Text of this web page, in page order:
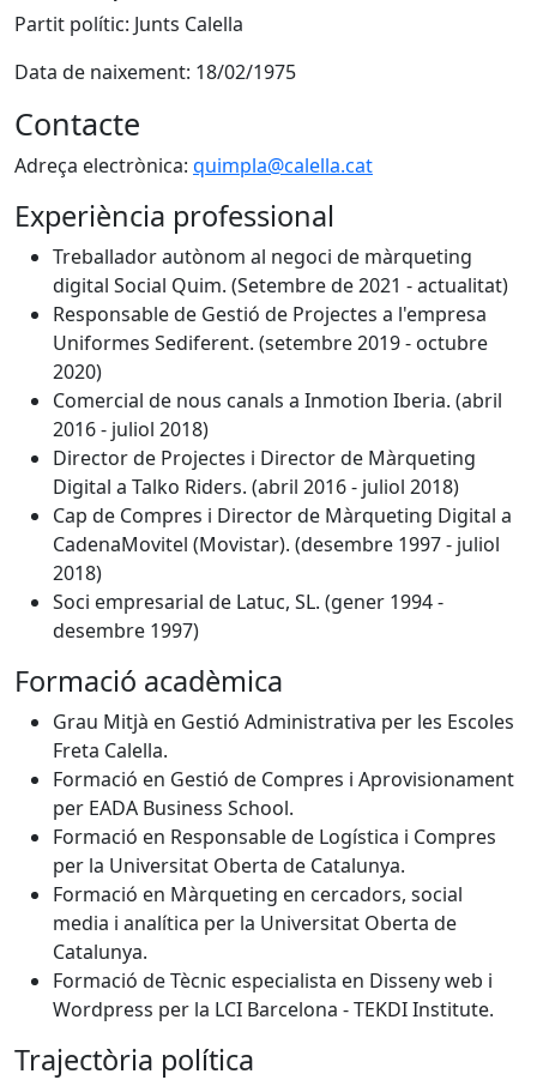
Partit polític: Junts Calella
Data de naixement: 18/02/1975
Contacte
Adreça electrònica: quimpla@calella.cat
Experiència professional
Treballador autònom al negoci de màrqueting
digital Social Quim. (Setembre de 2021 - actualitat)
Responsable de Gestió de Projectes a l'empresa
Uniformes Sediferent. (setembre 2019 - octubre
2020)
Comercial de nous canals a Inmotion Iberia. (abril
2016 - juliol 2018)
Director de Projectes i Director de Màrqueting
Digital a Talko Riders. (abril 2016 - juliol 2018)
Cap de Compres i Director de Màrqueting Digital a
CadenaMovitel (Movistar). (desembre 1997 - juliol
2018)
Soci empresarial de Latuc, SL. (gener 1994 -
desembre 1997)
Formació acadèmica
Grau Mitjà en Gestió Administrativa per les Escoles
Freta Calella.
Formació en Gestió de Compres i Aprovisionament
per EADA Business School.
Formació en Responsable de Logística i Compres
per la Universitat Oberta de Catalunya.
Formació en Màrqueting en cercadors, social
media i analítica per la Universitat Oberta de
Catalunya.
Formació de Tècnic especialista en Disseny web i
Wordpress per la LCI Barcelona - TEKDI Institute.
Trajectòria política